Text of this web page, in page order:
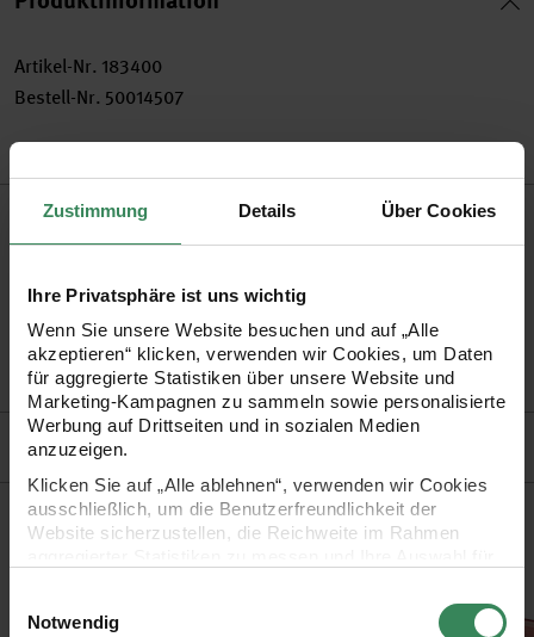
Zustimmung Details Über Cookies
Ihre Privatsphäre ist uns wichtig
Wenn Sie unsere Website besuchen und auf „Alle
akzeptieren“ klicken, verwenden wir Cookies, um Daten
für aggregierte Statistiken über unsere Website und
Marketing-Kampagnen zu sammeln sowie personalisierte
Werbung auf Drittseiten und in sozialen Medien
anzuzeigen.
Klicken Sie auf „Alle ablehnen“, verwenden wir Cookies
ausschließlich, um die Benutzerfreundlichkeit der
Website sicherzustellen, die Reichweite im Rahmen
Ihre Einwilligung ist freiwillig und kann jederzeit über den
Notwendig
Artikel-Nr. 183400
Bestell-Nr. 50014507
Produktbeschreibung
Messern, spitzt leicht Ihre Blei- und Farbstifte.
für normalstarke und dicke Stifte bis 10 mm Durchmesser
Hersteller
Kaufempfehlung